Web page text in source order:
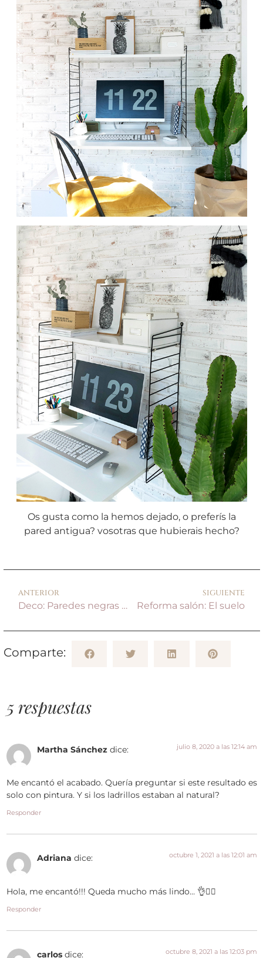
Os gusta como la hemos dejado, o preferís la
pared antigua? vosotras que hubierais hecho?
ANTERIOR
Deco: Paredes negras y la pintura para la reforma de nuestro salón
SIGUIENTE
Reforma salón: El suelo
Comparte:
5 respuestas
Martha Sánchez dice: julio 8, 2020 a las 12:14 am
Me encantó el acabado. Quería preguntar si este resultado es
solo con pintura. Y si los ladrillos estaban al natural?
Responder
Adriana dice: octubre 1, 2021 a las 12:01 am
Hola, me encantó!!! Queda mucho más lindo… 👌👍🏻
Responder
carlos dice: octubre 8, 2021 a las 12:03 pm